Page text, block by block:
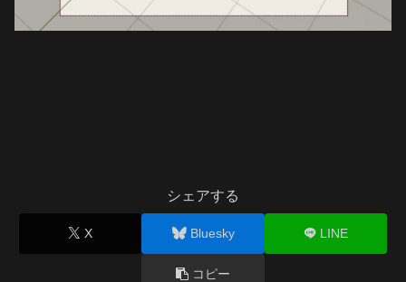
シェアする
X Bluesky LINE
コピー